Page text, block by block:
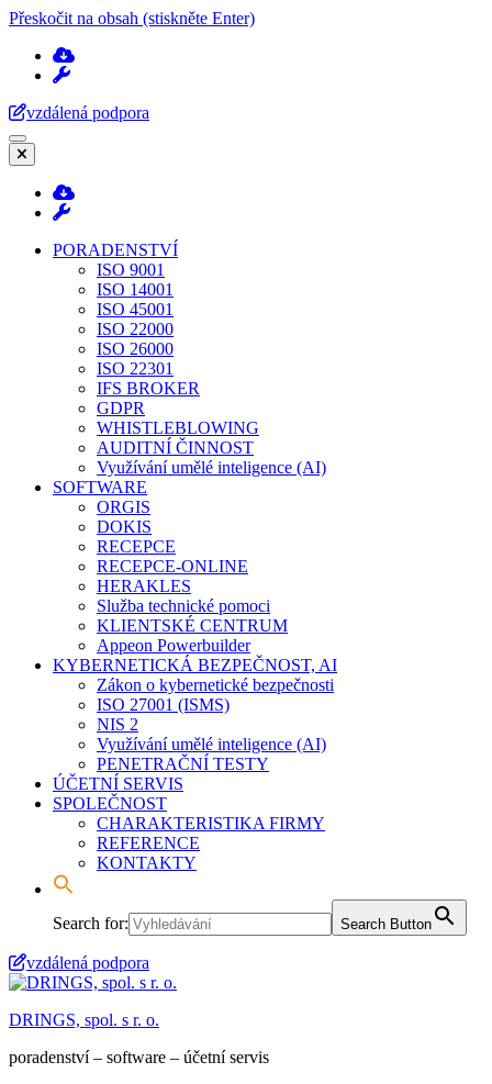
Přeskočit na obsah (stiskněte Enter)
vzdálená podpora
PORADENSTVÍ
ISO 9001
ISO 14001
ISO 45001
ISO 22000
ISO 26000
ISO 22301
IFS BROKER
GDPR
WHISTLEBLOWING
AUDITNÍ ČINNOST
Využívání umělé inteligence (AI)
SOFTWARE
ORGIS
DOKIS
RECEPCE
RECEPCE-ONLINE
HERAKLES
Služba technické pomoci
KLIENTSKÉ CENTRUM
Appeon Powerbuilder
KYBERNETICKÁ BEZPEČNOST, AI
Zákon o kybernetické bezpečnosti
ISO 27001 (ISMS)
NIS 2
Využívání umělé inteligence (AI)
PENETRAČNÍ TESTY
ÚČETNÍ SERVIS
SPOLEČNOST
CHARAKTERISTIKA FIRMY
REFERENCE
KONTAKTY
Search for: Search Button
vzdálená podpora
DRINGS, spol. s r. o.
poradenství – software – účetní servis